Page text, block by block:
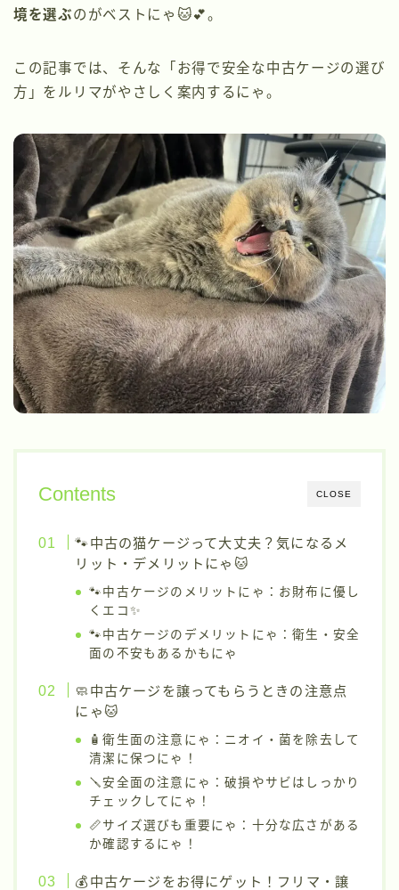
境を選ぶのがベストにゃ🐱💕。
この記事では、そんな「お得で安全な中古ケージの選び
方」をルリマがやさしく案内するにゃ。
CLOSE
Contents
🐾中古の猫ケージって大丈夫？気になるメ
リット・デメリットにゃ🐱
🐾中古ケージのメリットにゃ：お財布に優し
くエコ✨
🐾中古ケージのデメリットにゃ：衛生・安全
面の不安もあるかもにゃ
🧼中古ケージを譲ってもらうときの注意点
にゃ🐱
🧴衛生面の注意にゃ：ニオイ・菌を除去して
清潔に保つにゃ！
🪛安全面の注意にゃ：破損やサビはしっかり
チェックしてにゃ！
📏サイズ選びも重要にゃ：十分な広さがある
か確認するにゃ！
💰中古ケージをお得にゲット！フリマ・譲